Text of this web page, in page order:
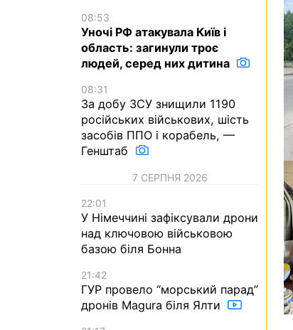
08:53
Уночі РФ атакувала Київ і
область: загинули троє
людей, серед них дитина
08:31
За добу ЗСУ знищили 1190
російських військових, шість
засобів ППО і корабель, —
Генштаб
7 СЕРПНЯ 2026
22:01
У Німеччині зафіксували дрони
над ключовою військовою
базою біля Бонна
21:42
ГУР провело “морський парад”
дронів Magura біля Ялти